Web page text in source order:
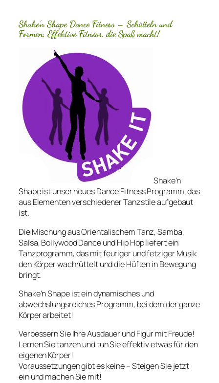
Shake’n Shape Dance Fitness – Schütteln und
Formen: Effektive Fitness, die Spaß macht!
Shake’n
Shape ist unser neues Dance Fitness Programm, das
aus Elementen verschiedener Tanzstile aufgebaut
ist.
Die Mischung aus Orientalischem Tanz, Samba,
Salsa, Bollywood Dance und Hip Hop liefert ein
Tanzprogramm, das mit feuriger und fetziger Musik
den Körper wachrüttelt und die Hüften in Bewegung
bringt.
Shake’n Shape ist ein dynamisches und
abwechslungsreiches Programm, bei dem der ganze
Körper arbeitet!
Verbessern Sie Ihre Ausdauer und Figur mit Freude!
Lernen Sie tanzen und tun Sie effektiv etwas für den
eigenen Körper!
Voraussetzungen gibt es keine – Steigen Sie jetzt
ein und machen Sie mit!